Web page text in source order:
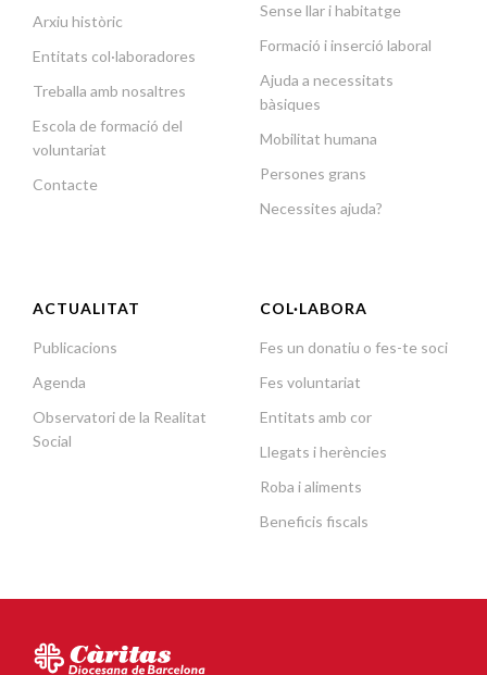
Arxiu històric
Entitats col·laboradores
Treballa amb nosaltres
Escola de formació del
voluntariat
Contacte
Sense llar i habitatge
Formació i inserció laboral
Ajuda a necessitats
bàsiques
Mobilitat humana
Persones grans
Necessites ajuda?
ACTUALITAT
Publicacions
Agenda
Observatori de la Realitat
Social
COL·LABORA
Fes un donatiu o fes-te soci
Fes voluntariat
Entitats amb cor
Llegats i herències
Roba i aliments
Beneficis fiscals